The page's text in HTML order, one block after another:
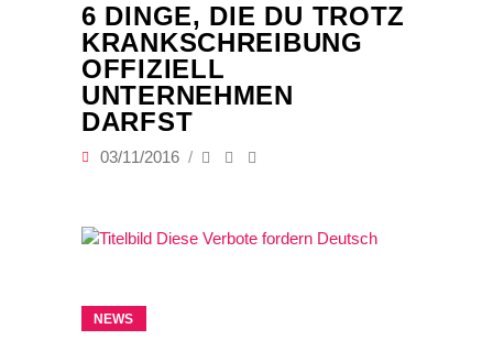
6 DINGE, DIE DU TROTZ
KRANKSCHREIBUNG
OFFIZIELL
UNTERNEHMEN
DARFST
03/11/2016
NEWS